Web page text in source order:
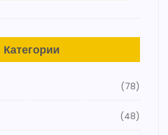
Категории
(78)
(48)